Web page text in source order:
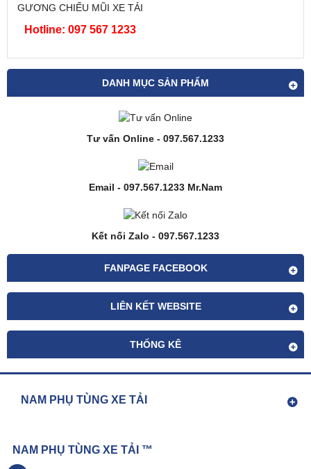
DANH MỤC SẢN PHẨM
Tư vấn Online - 097.567.1233
Email - 097.567.1233 Mr.Nam
Kết nối Zalo - 097.567.1233
FANPAGE FACEBOOK
LIÊN KẾT WEBSITE
THỐNG KÊ
GƯƠNG CHIẾU MŨI XE TẢI
Hotline: 097 567 1233
NAM PHỤ TÙNG XE TẢI
NAM PHỤ TÙNG XE TẢI ™